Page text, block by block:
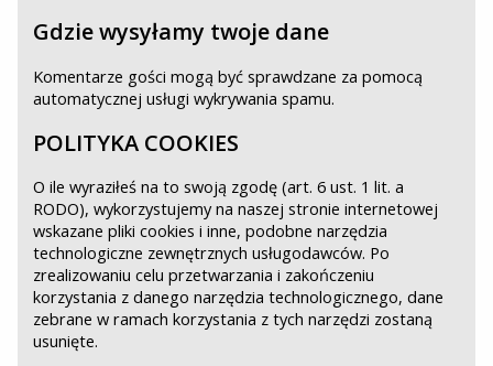
Gdzie wysyłamy twoje dane
Komentarze gości mogą być sprawdzane za pomocą
automatycznej usługi wykrywania spamu.
POLITYKA COOKIES
O ile wyraziłeś na to swoją zgodę (art. 6 ust. 1 lit. a
RODO), wykorzystujemy na naszej stronie internetowej
wskazane pliki cookies i inne, podobne narzędzia
technologiczne zewnętrznych usługodawców. Po
zrealizowaniu celu przetwarzania i zakończeniu
korzystania z danego narzędzia technologicznego, dane
zebrane w ramach korzystania z tych narzędzi zostaną
usunięte.